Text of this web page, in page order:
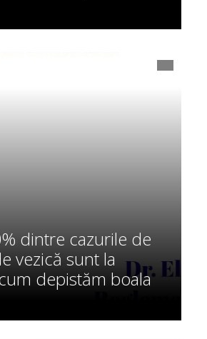
dintre cazurile de
vezică sunt la
depistăm boala